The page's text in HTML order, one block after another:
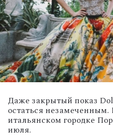
Даже закрытый показ
остаться незамеченным.
итальянском городке
июля.